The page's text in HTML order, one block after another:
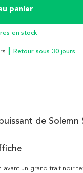
panier
en stock
┃ Retour sous 30 jours
de Solemn
un grand trait noir